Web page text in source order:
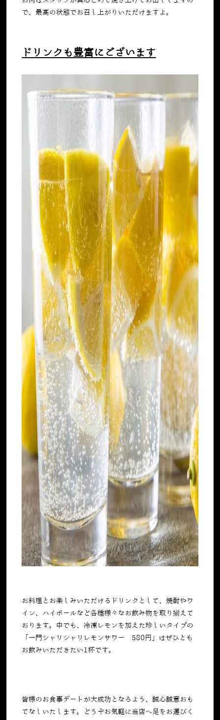
で、最高の状態でお召し上がりいただけますよ。
ドリンクも豊富にございます
お料理とお楽しみいただけるドリンクとして、焼酎やワ
イン、ハイボールなど各種様々なお飲み物を取り揃えて
おります。中でも、冷凍レモンを加えた珍しいタイプの
「一門シャリシャリレモンサワー 580円」はぜひとも
お飲みいただきたい1杯です。
皆様のお食事デートが大成功となるよう、誠心誠意おも
てなしいたします。どうぞお気軽に当店へ足をお運びく